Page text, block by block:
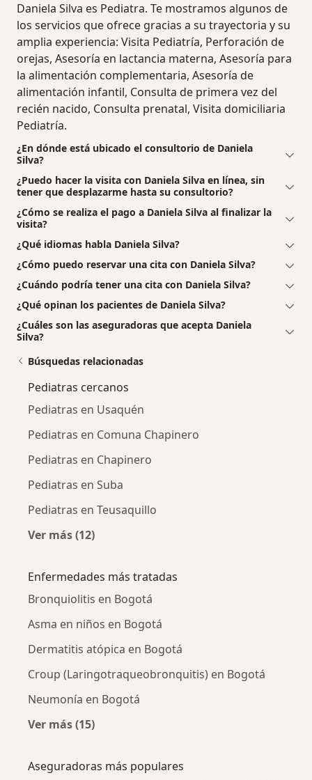
Daniela Silva es Pediatra. Te mostramos algunos de
los servicios que ofrece gracias a su trayectoria y su
amplia experiencia: Visita Pediatría, Perforación de
orejas, Asesoría en lactancia materna, Asesoría para
la alimentación complementaria, Asesoría de
alimentación infantil, Consulta de primera vez del
recién nacido, Consulta prenatal, Visita domiciliaria
Pediatría.
¿En dónde está ubicado el consultorio de Daniela
Silva?
¿Puedo hacer la visita con Daniela Silva en línea, sin
tener que desplazarme hasta su consultorio?
¿Cómo se realiza el pago a Daniela Silva al finalizar la
visita?
¿Qué idiomas habla Daniela Silva?
¿Cómo puedo reservar una cita con Daniela Silva?
¿Cuándo podría tener una cita con Daniela Silva?
¿Qué opinan los pacientes de Daniela Silva?
¿Cuáles son las aseguradoras que acepta Daniela
Silva?
Búsquedas relacionadas
Pediatras cercanos
Pediatras en Usaquén
Pediatras en Comuna Chapinero
Pediatras en Chapinero
Pediatras en Suba
Pediatras en Teusaquillo
Ver más (12)
Enfermedades más tratadas
Bronquiolitis en Bogotá
Asma en niños en Bogotá
Dermatitis atópica en Bogotá
Croup (Laringotraqueobronquitis) en Bogotá
Neumonía en Bogotá
Ver más (15)
Aseguradoras más populares